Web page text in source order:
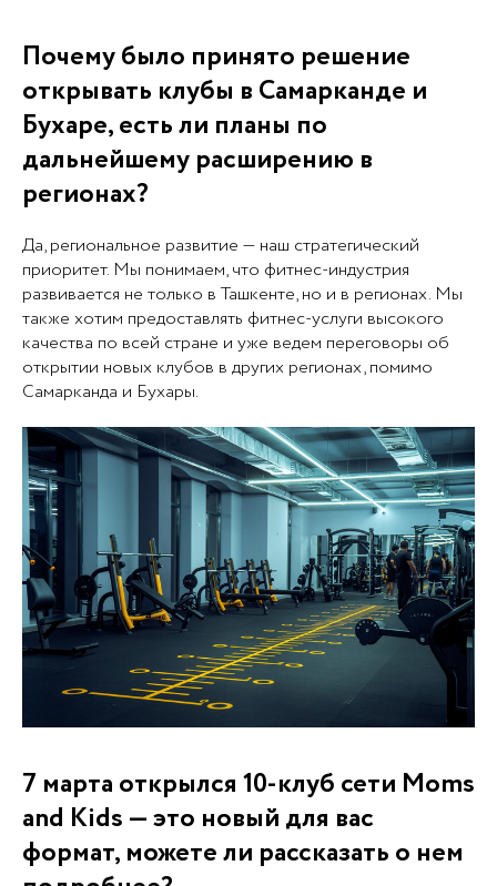
Почему было принято решение
открывать клубы в Самарканде и
Бухаре, есть ли планы по
дальнейшему расширению в
регионах?
Да, региональное развитие — наш стратегический
приоритет. Мы понимаем, что фитнес-индустрия
развивается не только в Ташкенте, но и в регионах. Мы
также хотим предоставлять фитнес-услуги высокого
качества по всей стране и уже ведем переговоры об
открытии новых клубов в других регионах, помимо
Самарканда и Бухары.
7 марта открылся 10-клуб сети Moms
and Kids — это новый для вас
формат, можете ли рассказать о нем